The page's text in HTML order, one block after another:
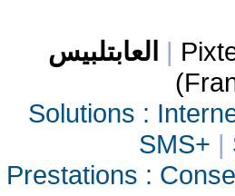
العابتلبيس |
Solutions :
SMS+ |
Prestations :